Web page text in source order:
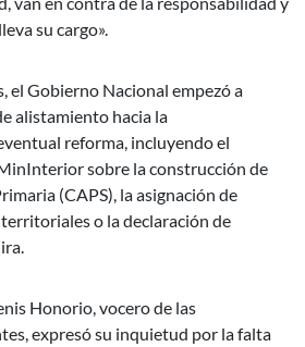
su cargo».
el Gobierno Nacional empezó a
alistamiento hacia la
reforma, incluyendo el
sobre la construcción de
(CAPS), la asignación de
o la declaración de
Honorio, vocero de las
expresó su inquietud por la falta